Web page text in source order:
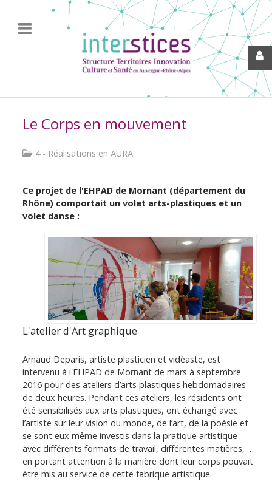
Le Corps en mouvement
4 - Réalisations en AURA
Ce projet de l'EHPAD de Mornant (département du
Rhône) comportait un volet arts-plastiques et un
volet danse :
L'atelier d'Art graphique
Arnaud Deparis, artiste plasticien et vidéaste, est
intervenu à l'EHPAD de Mornant de mars à septembre
2016 pour des ateliers d’arts plastiques hebdomadaires
de deux heures. Pendant ces ateliers, les résidents ont
été sensibilisés aux arts plastiques, ont échangé avec
l’artiste sur leur vision du monde, de l’art, de la poésie et
se sont eux même investis dans la pratique artistique
avec différents formats de travail, différentes matières, …
en portant attention à la manière dont leur corps pouvait
être mis au service de cette fabrique artistique.